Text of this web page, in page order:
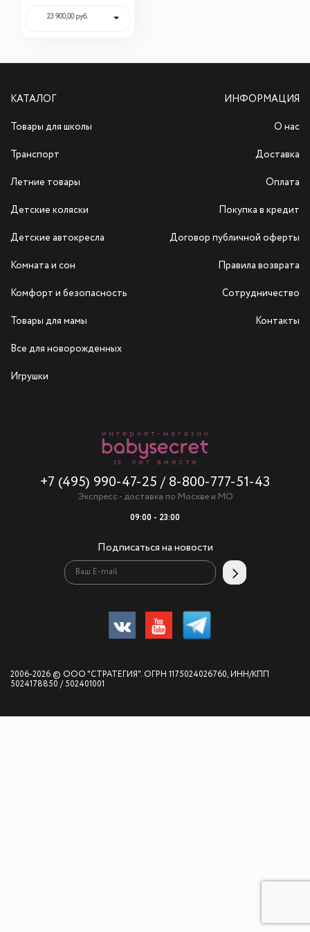
23 900,00 руб.
КАТАЛОГ
Товары для школы
Транспорт
Летние товары
Детские коляски
Детские автокресла
Комната и сон
Комфорт и безопасность
Товары для мамы
Все для новорожденных
Игрушки
+7 (495) 990-47-25 / 8-800-777-51-43
Экспресс - доставка по Москве и МО
09:00 - 23:00
Подписаться на новости
ИНФОРМАЦИЯ
О нас
Доставка
Оплата
Покупка в кредит
Договор публичной оферты
Правила возврата
Сотрудничество
Контакты
2006-2026 © ООО "СТРАТЕГИЯ". ОГРН 1175024026760, ИНН/КПП
5024178850 / 502401001